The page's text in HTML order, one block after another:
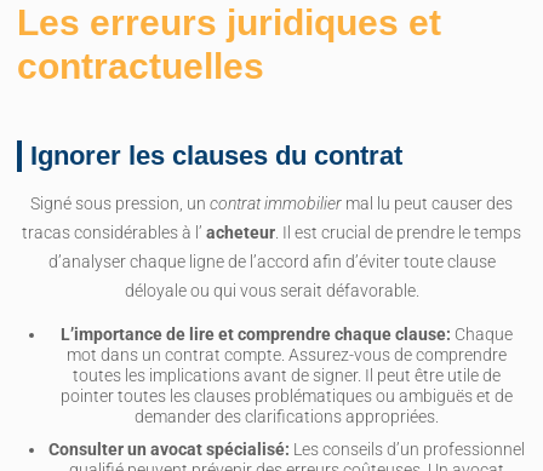
Les erreurs juridiques et
contractuelles
Ignorer les clauses du contrat
Signé sous pression, un contrat immobilier mal lu peut causer des
tracas considérables à l’ acheteur. Il est crucial de prendre le temps
d’analyser chaque ligne de l’accord afin d’éviter toute clause
déloyale ou qui vous serait défavorable.
L’importance de lire et comprendre chaque clause: Chaque
mot dans un contrat compte. Assurez-vous de comprendre
toutes les implications avant de signer. Il peut être utile de
pointer toutes les clauses problématiques ou ambiguës et de
demander des clarifications appropriées.
Consulter un avocat spécialisé: Les conseils d’un professionnel